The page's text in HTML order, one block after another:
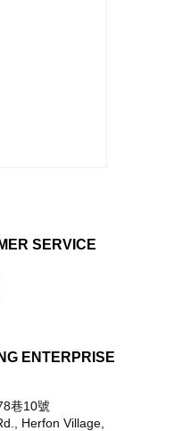
SERVICE
ENTERPRISE
巷10號
Herfon Village,